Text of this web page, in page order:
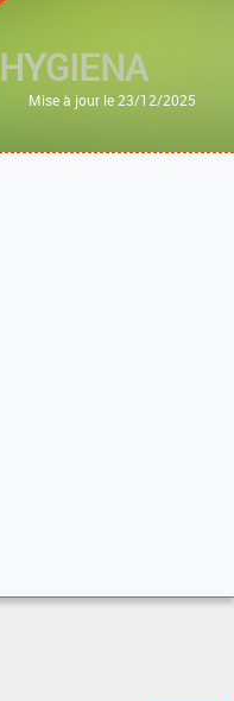
HYGIENA
Mise à jour le 23/12/2025